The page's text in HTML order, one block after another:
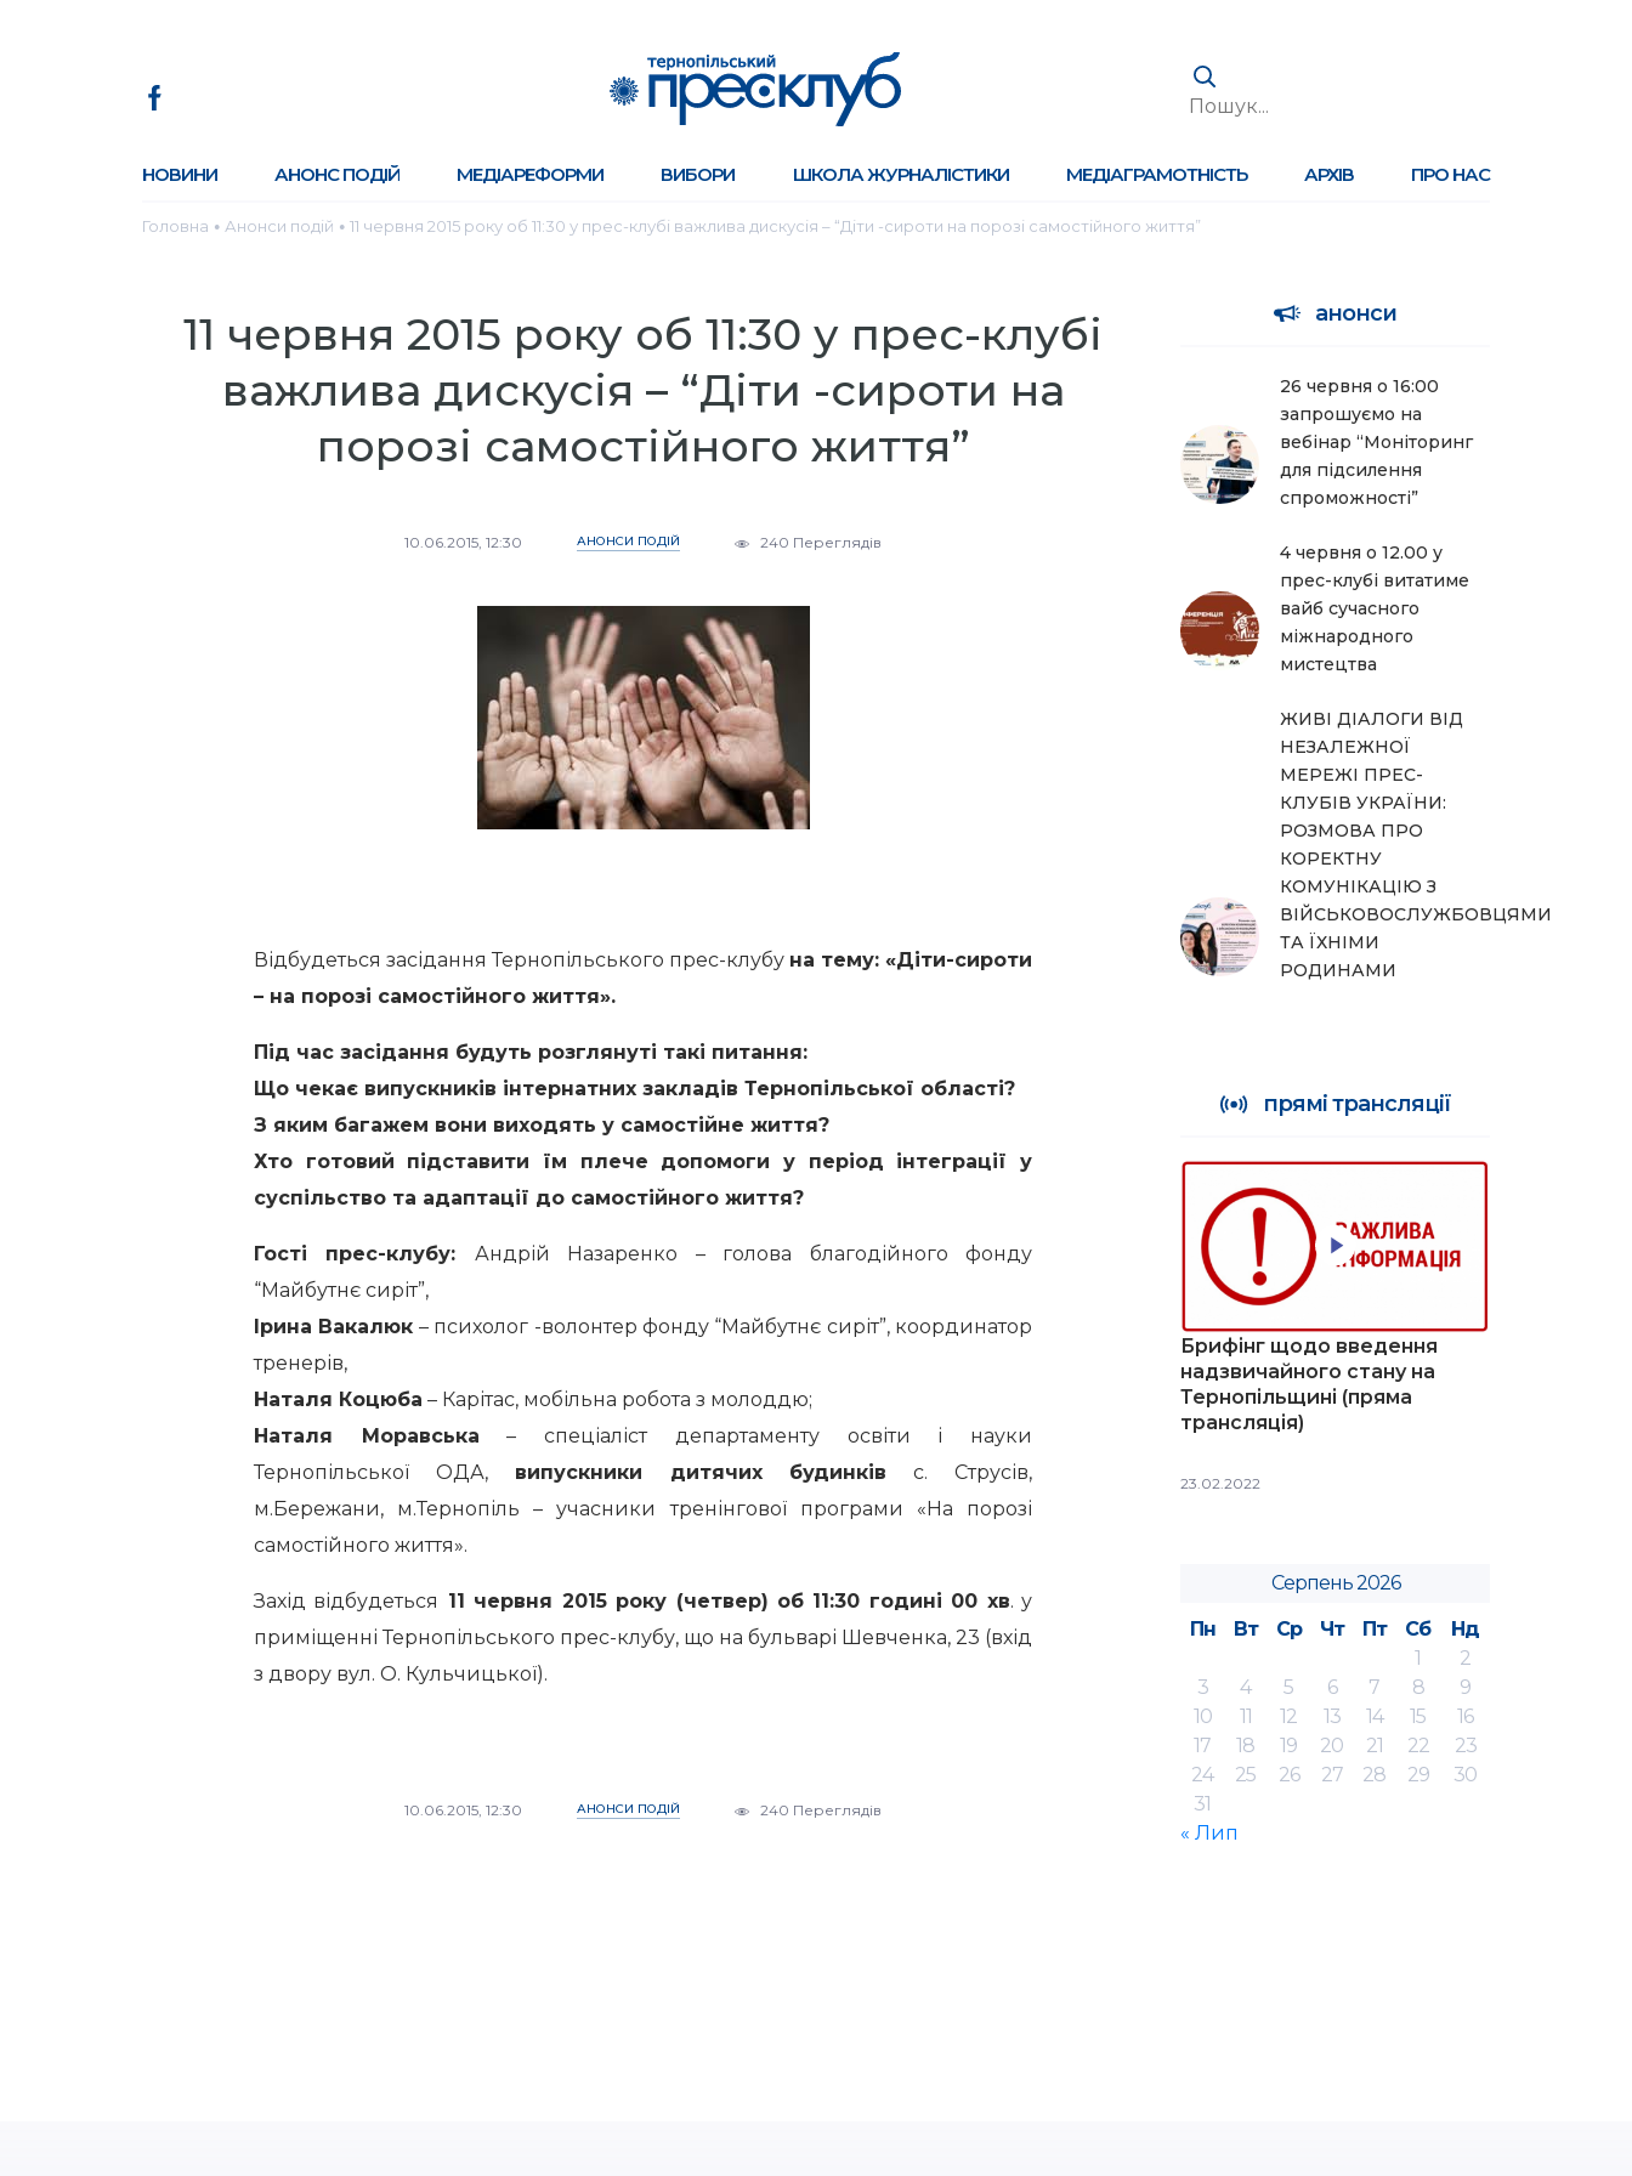
НОВИНИ АНОНС ПОДІЙ МЕДІАРЕФОРМИ ВИБОРИ ШКОЛА ЖУРНАЛІСТИКИ МЕДІАГРАМОТНІСТЬ АРХІВ ПРО НАС
Головна ● Анонси подій ● 11 червня 2015 року об 11:30 у прес-клубі важлива дискусія – “Діти -сироти на порозі самостійного життя”
11 червня 2015 року об 11:30 у прес-клубі
важлива дискусія – “Діти -сироти на
порозі самостійного життя”
10.06.2015, 12:30 АНОНСИ ПОДІЙ 240 Переглядів
Відбудеться засідання Тернопільського прес-клубу на тему: «Діти-сироти
– на порозі самостійного життя».
Під час засідання будуть розглянуті такі питання:
Що чекає випускників інтернатних закладів Тернопільської області?
З яким багажем вони виходять у самостійне життя?
Хто готовий підставити їм плече допомоги у період інтеграції у
суспільство та адаптації до самостійного життя?
Гості прес-клубу: Андрій Назаренко – голова благодійного фонду
“Майбутнє сиріт”,
Ірина Вакалюк – психолог -волонтер фонду “Майбутнє сиріт”, координатор
тренерів,
Наталя Коцюба – Карітас, мобільна робота з молоддю;
Наталя Моравська – спеціаліст департаменту освіти і науки
Тернопільської ОДА, випускники дитячих будинків с. Струсів,
м.Бережани, м.Тернопіль – учасники тренінгової програми «На порозі
самостійного життя».
Захід відбудеться 11 червня 2015 року (четвер) об 11:30 годині 00 хв. у
приміщенні Тернопільського прес-клубу, що на бульварі Шевченка, 23 (вхід
з двору вул. О. Кульчицької).
10.06.2015, 12:30 АНОНСИ ПОДІЙ 240 Переглядів
анонси
26 червня о 16:00
запрошуємо на
вебінар “Моніторинг
для підсилення
спроможності”
4 червня о 12.00 у
прес-клубі витатиме
вайб сучасного
міжнародного
мистецтва
ЖИВІ ДІАЛОГИ ВІД
НЕЗАЛЕЖНОЇ
МЕРЕЖІ ПРЕС-
КЛУБІВ УКРАЇНИ:
РОЗМОВА ПРО
КОРЕКТНУ
КОМУНІКАЦІЮ З
ВІЙСЬКОВОСЛУЖБОВЦЯМИ
ТА ЇХНІМИ
РОДИНАМИ
прямі трансляції
Брифінг щодо введення
надзвичайного стану на
Тернопільщині (пряма
трансляція)
23.02.2022
Серпень 2026
Пн
Вт Ср Чт Пт Сб
Нд
1
2
3
4 5 6 7 8
9
10
11 12 13 14 15
16
17
18 19 20 21 22
23
24
25 26 27 28 29
30
31
« Лип